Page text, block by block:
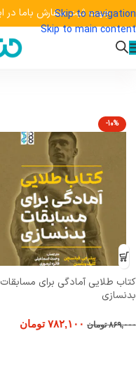
Skip to navigation
Skip to main content
جهت ثبت سفارش باما در ایتا و
-10%
کتاب طلایی آمادگی برای مسابقات
بدنسازی
۸۶۹,۰۰۰ تومان ۷۸۲,۱۰۰ تومان